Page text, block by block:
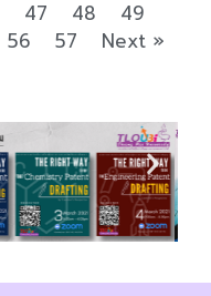
47 48
49
56 57 Next »